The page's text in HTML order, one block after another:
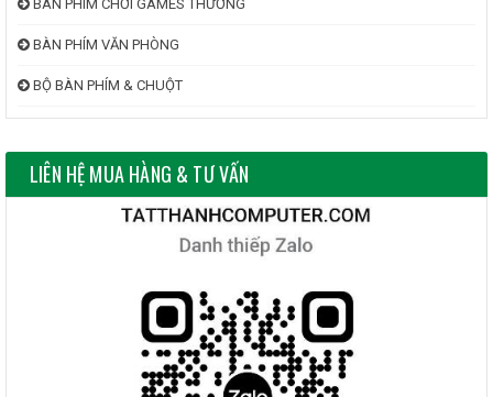
BÀN PHIM CHƠI GAMES THƯỜNG
BÀN PHÍM VĂN PHÒNG
BỘ BÀN PHÍM & CHUỘT
LIÊN HỆ MUA HÀNG & TƯ VẤN